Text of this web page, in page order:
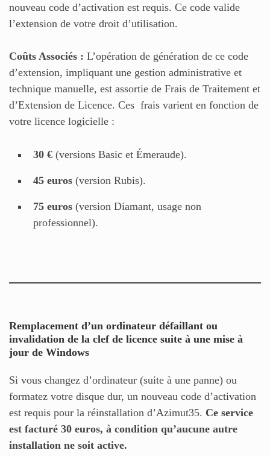
nouveau code d’activation est requis. Ce code valide
l’extension de votre droit d’utilisation.
Coûts Associés : L’opération de génération de ce code
d’extension, impliquant une gestion administrative et
technique manuelle, est assortie de Frais de Traitement et
d’Extension de Licence. Ces frais varient en fonction de
votre licence logicielle :
30 € (versions Basic et Émeraude).
45 euros (version Rubis).
75 euros (version Diamant, usage non
professionnel).
Remplacement d’un ordinateur défaillant ou
invalidation de la clef de licence suite à une mise à
jour de Windows
Si vous changez d’ordinateur (suite à une panne) ou
formatez votre disque dur, un nouveau code d’activation
est requis pour la réinstallation d’Azimut35. Ce service
est facturé 30 euros, à condition qu’aucune autre
installation ne soit active.